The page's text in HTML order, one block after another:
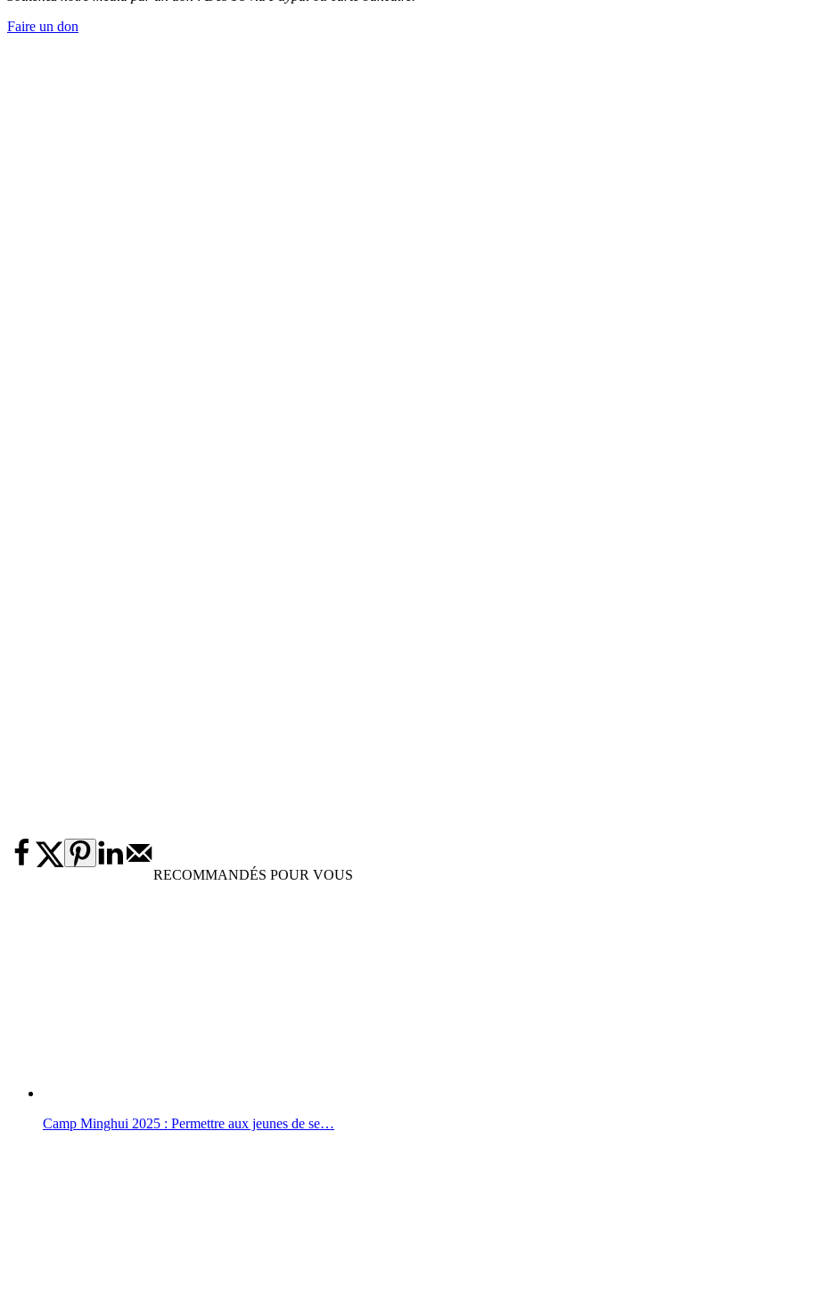
Faire un don
RECOMMANDÉS POUR VOUS
Camp Minghui 2025 : Permettre aux jeunes de se…